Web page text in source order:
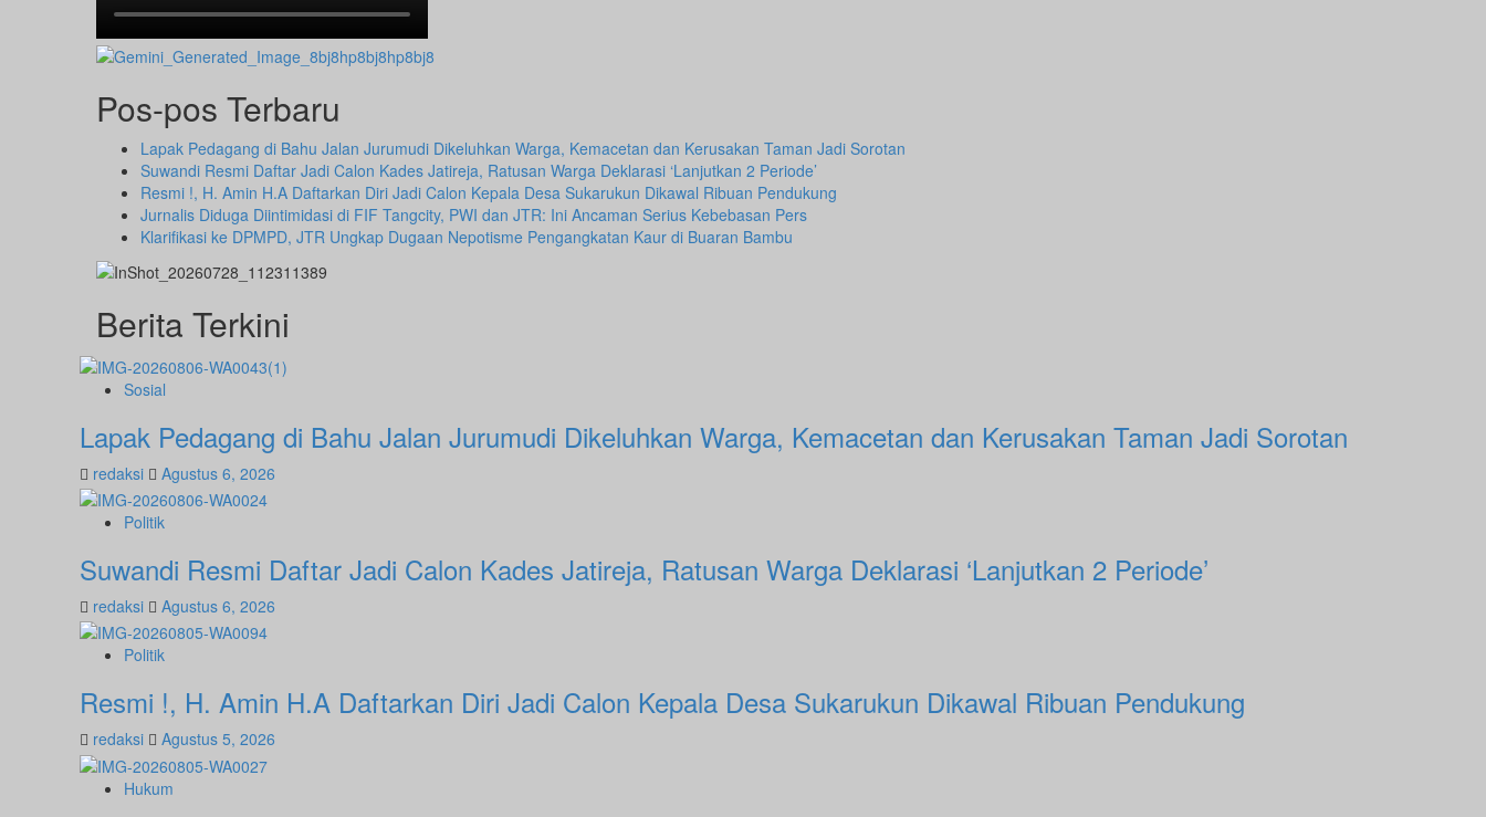
Pos-pos Terbaru
Lapak Pedagang di Bahu Jalan Jurumudi Dikeluhkan Warga, Kemacetan dan Kerusakan Taman Jadi Sorotan
Suwandi Resmi Daftar Jadi Calon Kades Jatireja, Ratusan Warga Deklarasi ‘Lanjutkan 2 Periode’
Resmi !, H. Amin H.A Daftarkan Diri Jadi Calon Kepala Desa Sukarukun Dikawal Ribuan Pendukung
Jurnalis Diduga Diintimidasi di FIF Tangcity, PWI dan JTR: Ini Ancaman Serius Kebebasan Pers
Klarifikasi ke DPMPD, JTR Ungkap Dugaan Nepotisme Pengangkatan Kaur di Buaran Bambu
Berita Terkini
Sosial
Lapak Pedagang di Bahu Jalan Jurumudi Dikeluhkan Warga, Kemacetan dan Kerusakan Taman Jadi Sorotan
redaksi Agustus 6, 2026
Politik
Suwandi Resmi Daftar Jadi Calon Kades Jatireja, Ratusan Warga Deklarasi ‘Lanjutkan 2 Periode’
redaksi Agustus 6, 2026
Politik
Resmi !, H. Amin H.A Daftarkan Diri Jadi Calon Kepala Desa Sukarukun Dikawal Ribuan Pendukung
redaksi Agustus 5, 2026
Hukum